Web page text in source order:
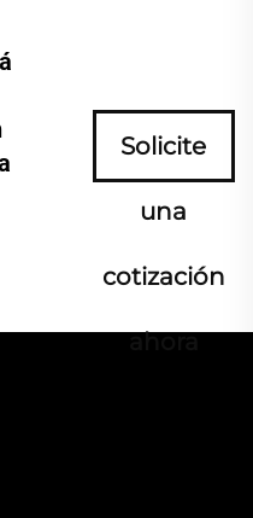
Solicite
una
cotización
ahora